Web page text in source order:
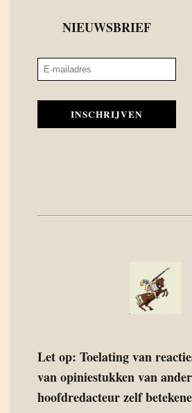
NIEUWSBRIEF
INSCHRIJVEN
Let op: Toelating van
van opiniestukken van
hoofdredacteur zelf